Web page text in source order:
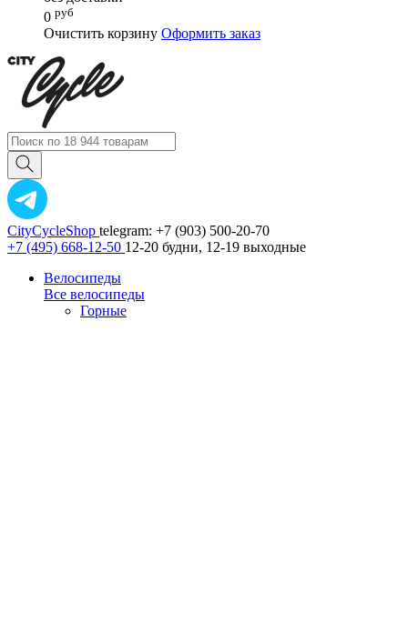
0 руб
Очистить корзину Оформить заказ
CityCycleShop telegram: +7 (903) 500-20-70
+7 (495) 668-12-50 12-20 будни, 12-19 выходные
Велосипеды
Все велосипеды
Горные